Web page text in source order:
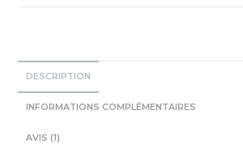
DESCRIPTION
INFORMATIONS COMPLÉMENTAIRES
AVIS (1)